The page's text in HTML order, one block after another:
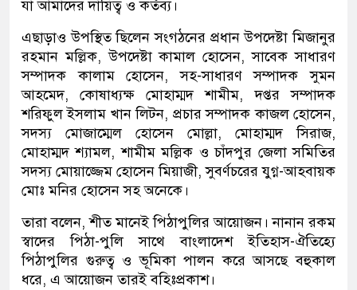
যা আমাদের দায়িত্ব ও কর্তব্য।
এছাড়াও উপস্থিত ছিলেন সংগঠনের প্রধান উপদেষ্টা মিজানুর
রহমান মল্লিক, উপদেষ্টা কামাল হোসেন, সাবেক সাধারণ
সম্পাদক কালাম হোসেন, সহ-সাধারণ সম্পাদক সুমন
আহমেদ, কোষাধ্যক্ষ মোহাম্মদ শামীম, দপ্তর সম্পাদক
শরিফুল ইসলাম খান লিটন, প্রচার সম্পাদক কাজল হোসেন,
সদস্য মোজাম্মেল হোসেন মোল্লা, মোহাম্মদ সিরাজ,
মোহাম্মদ শ্যামল, শামীম মল্লিক ও চাঁদপুর জেলা সমিতির
সদস্য মোয়াজ্জেম হোসেন মিয়াজী, সুবর্ণচরের যুগ্ন-আহবায়ক
মোঃ মনির হোসেন সহ অনেকে।
তারা বলেন, শীত মানেই পিঠাপুলির আয়োজন। নানান রকম
স্বাদের পিঠা-পুলি সাথে বাংলাদেশ ইতিহাস-ঐতিহ্যে
পিঠাপুলির গুরুত্ব ও ভূমিকা পালন করে আসছে বহুকাল
ধরে, এ আয়োজন তারই বহিঃপ্রকাশ।